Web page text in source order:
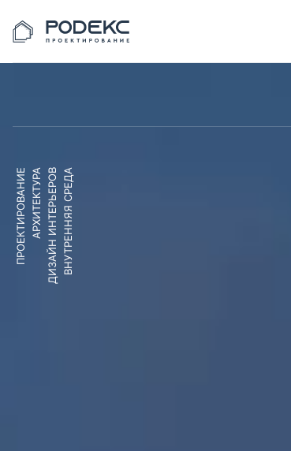
ПРОЕКТИРОВАНИЕАРХИТЕКТУРАДИЗАЙН ИНТЕРЬЕРОВВНУТРЕННЯЯ СРЕДА